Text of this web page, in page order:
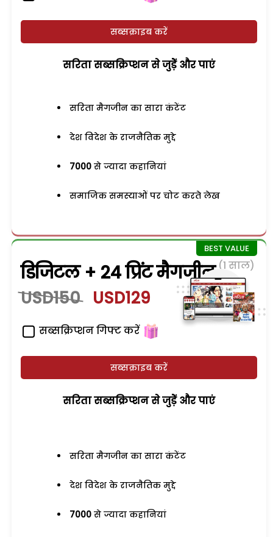
सब्सक्राइब करें
सरिता सब्सक्रिप्शन से जुड़ेें और पाएं
सरिता मैगजीन का सारा कंटेंट
देश विदेश के राजनैतिक मुद्दे
7000 से ज्यादा कहानियां
समाजिक समस्याओं पर चोट करते लेख
डिजिटल + 24 प्रिंट मैगजीन (1 साल)
USD150 USD129
सब्सक्रिप्शन गिफ्ट करें
सब्सक्राइब करें
सरिता सब्सक्रिप्शन से जुड़ेें और पाएं
सरिता मैगजीन का सारा कंटेंट
देश विदेश के राजनैतिक मुद्दे
7000 से ज्यादा कहानियां